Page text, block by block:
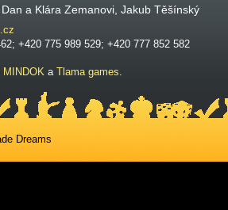
a Klára Zemanovi, Jakub Těšínský
+420 775 989 529; +420 777 852 582
MINDOK a Tlama games
Dreams